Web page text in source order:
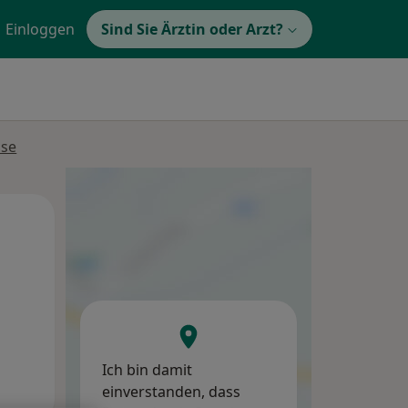
Einloggen Sind Sie Ärztin oder Arzt?
Ich bin damit
einverstanden, dass